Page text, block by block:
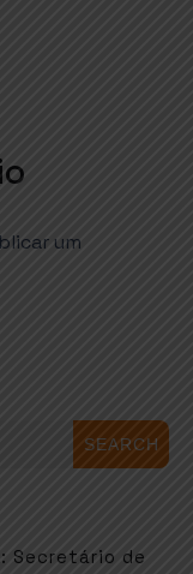
um
SEARCH
Secretário de